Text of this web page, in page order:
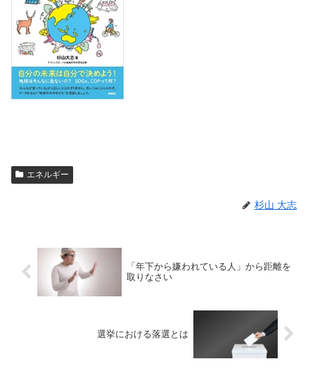
エネルギー
杉山 大志
「年下から嫌われている人」から距離を
取りなさい
選挙における落選とは